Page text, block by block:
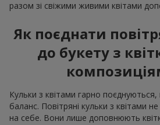
разом зі свіжими живими квітами
Як поєднати
до букету з
Кульки з квітами гарно поєднуються,
баланс. Повітряні кульки з квітами
на себе. Вони лише доповнюють